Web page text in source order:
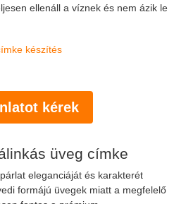
ellenáll a víznek és nem ázik le
készítés
kérek
üveg címke
eleganciáját és karakterét
formájú üvegek miatt a megfelelő